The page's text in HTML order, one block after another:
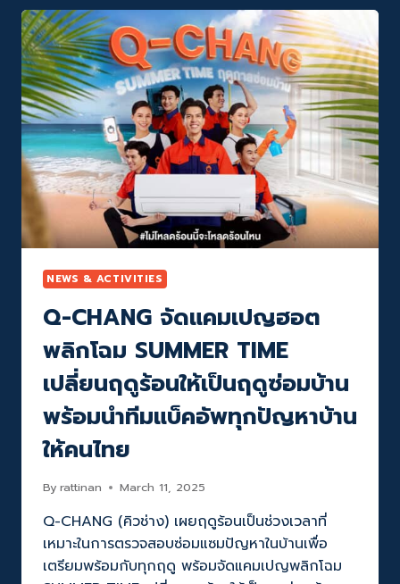
พรี
โม
จัด
ทัพ
ทีม
ช่าง
กว่า
2,000
ทีม!
ยก
ระดับ
บริการ
ซ่อม
ห้อง
รวดเร็ว
มาตรฐาน
NEWS & ACTIVITIES
Q-CHANG จัดแคมเปญฮอต
พลิกโฉม SUMMER TIME
เปลี่ยนฤดูร้อนให้เป็นฤดูซ่อมบ้าน
พร้อมนำทีมแบ็คอัพทุกปัญหาบ้าน
ให้คนไทย
By rattinan March 11, 2025
Q-CHANG (คิวช่าง) เผยฤดูร้อนเป็นช่วงเวลาที่
เหมาะในการตรวจสอบซ่อมแซมปัญหาในบ้านเพื่อ
เตรียมพร้อมกับทุกฤดู พร้อมจัดแคมเปญพลิกโฉม